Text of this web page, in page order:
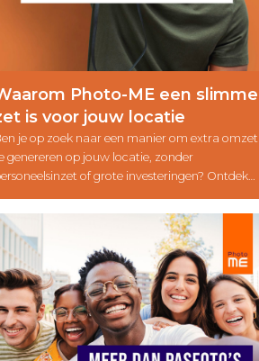
Photo-ME een slimme
is voor jouw locatie
je op zoek naar een manier om extra omzet
genereren op jouw locatie, zonder
of grote investeringen? Ontdek
en rendabele aanvulling zijn op jouw
dienstverlening.